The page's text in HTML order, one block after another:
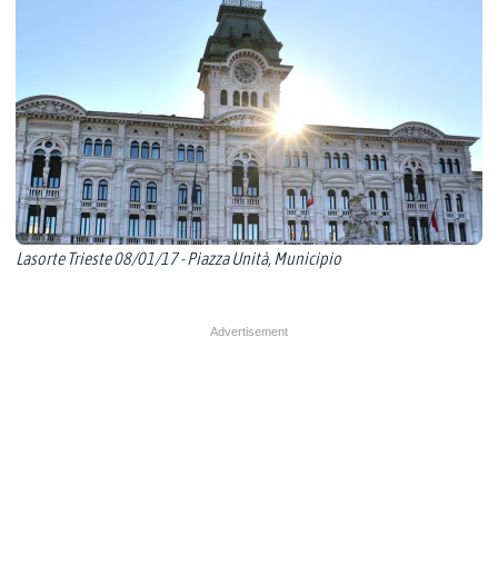
Lasorte Trieste 08/01/17 - Piazza Unità, Municipio